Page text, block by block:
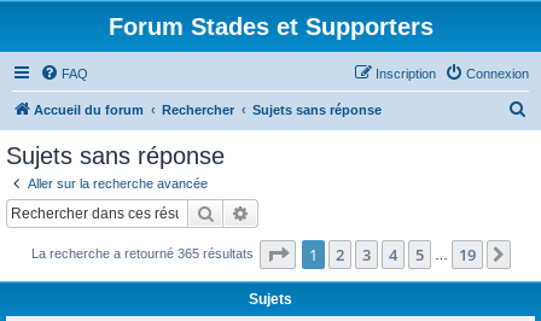
Forum Stades et Supporters
FAQ Connexion
Inscription
Accueil du forum Rechercher Sujets sans réponse
c
Sujets sans réponse
Aller sur la recherche avancée
Rechercher
La recherche a retourné 365 résultats Page 1sur19
1 2 3 4 5 19
Sujets